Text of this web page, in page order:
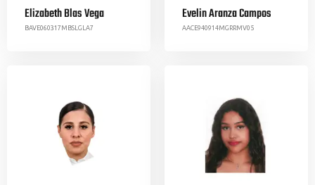
Elizabeth Blas Vega
BAVE060317MBSLGLA7
Evelin Aranza Campos
AACE940914MGRRMV05